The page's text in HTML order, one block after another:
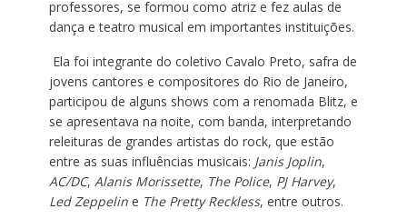
professores, se formou como atriz e fez aulas de
dança e teatro musical em importantes instituições.
Ela foi integrante do coletivo Cavalo Preto, safra de
jovens cantores e compositores do Rio de Janeiro,
participou de alguns shows com a renomada Blitz, e
se apresentava na noite, com banda, interpretando
releituras de grandes artistas do rock, que estão
entre as suas influências musicais: Janis Joplin,
AC/DC, Alanis Morissette, The Police, PJ Harvey,
Led Zeppelin e The Pretty Reckless, entre outros.